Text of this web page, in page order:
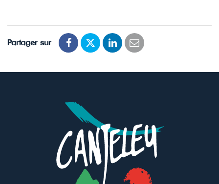
Partager sur
PartagerPartagerPartagerPartager